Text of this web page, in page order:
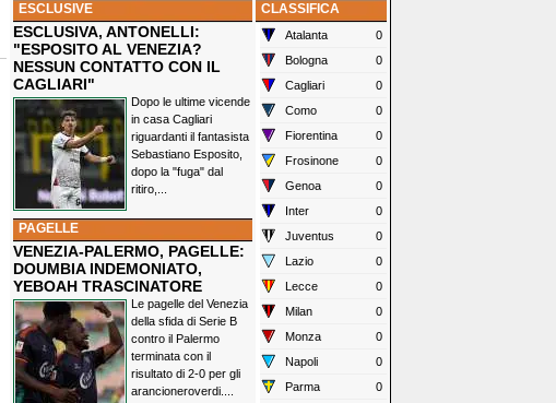
ESCLUSIVE
ESCLUSIVA, ANTONELLI:
"ESPOSITO AL VENEZIA?
NESSUN CONTATTO CON IL
CAGLIARI"
Dopo le ultime vicende
in casa Cagliari
riguardanti il fantasista
Sebastiano Esposito,
dopo la "fuga" dal
ritiro,...
PAGELLE
VENEZIA-PALERMO, PAGELLE:
DOUMBIA INDEMONIATO,
YEBOAH TRASCINATORE
Le pagelle del Venezia
della sfida di Serie B
contro il Palermo
terminata con il
risultato di 2-0 per gli
arancioneroverdi....
CLASSIFICA
Atalanta
0
Bologna
0
Cagliari
0
Como
0
Fiorentina
0
Frosinone
0
Genoa
0
Inter
0
Juventus
0
Lazio
0
Lecce
0
Milan
0
Monza
0
Napoli
0
Parma
0